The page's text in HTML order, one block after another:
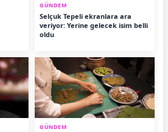
GÜNDEM
Selçuk Tepeli ekranlara ara
veriyor: Yerine gelecek isim belli
oldu
GÜNDEM